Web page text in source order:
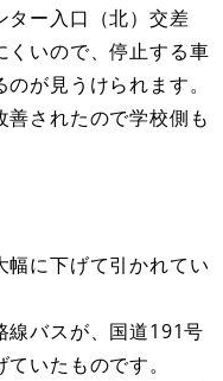
ター入口（北）交差
くいので、停止する車
が見うけられます。
されたので学校側も
幅に下げて引かれてい
線バスが、国道191号
いたものです。